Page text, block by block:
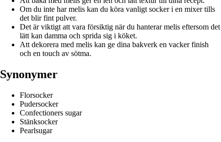
Om du inte har melis kan du köra vanligt socker i en mixer tills
det blir fint pulver.
Det är viktigt att vara försiktig när du hanterar melis eftersom det
lätt kan damma och sprida sig i köket.
Att dekorera med melis kan ge dina bakverk en vacker finish
och en touch av sötma.
Synonymer
Florsocker
Pudersocker
Confectioners sugar
Stänksocker
Pearlsugar